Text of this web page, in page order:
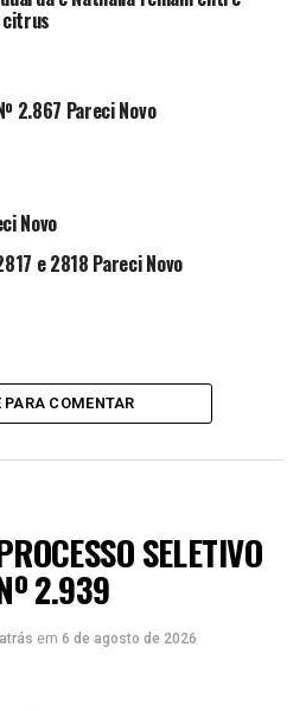
BARTH
Pareci Novo
Pareci Novo
2.867 Pareci Novo
Novo
e 2818 Pareci Novo
PARA COMENTAR
SELETIVO
2.939
em 6 de agosto de 2026